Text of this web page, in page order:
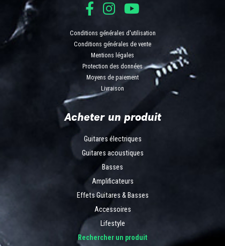
Conditions générales d'utilisation
Conditions générales de vente
Mentions légales
Protection des données
Moyens de paiement
Livraison
Acheter un produit
Guitares électriques
Guitares acoustiques
Basses
Amplificateurs
Effets Guitares & Basses
Accessoires
Lifestyle
Rechercher un produit